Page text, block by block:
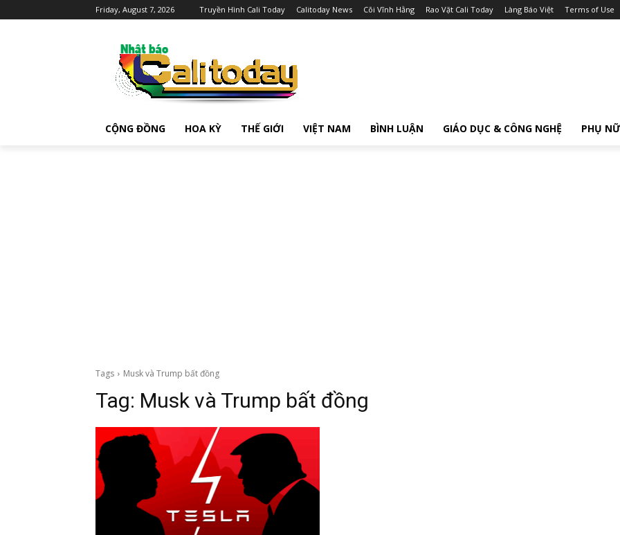
Friday, August 7, 2026 Truyền Hình Cali Today Calitoday News Cõi Vĩnh Hằng Rao Vặt Cali Today Làng Báo Việt Terms of Use
CỘNG ĐỒNG HOA KỲ THẾ GIỚI VIỆT NAM BÌNH LUẬN GIÁO DỤC & CÔNG NGHỆ PHỤ NỮ
Tags Musk và Trump bất đồng
Tag: Musk và Trump bất đồng